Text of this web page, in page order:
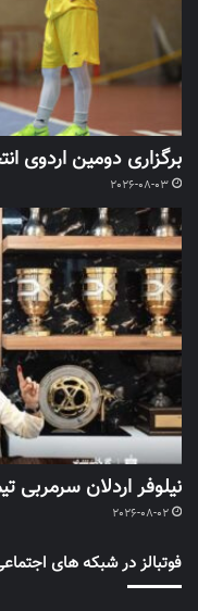
برگزاری دومین اردوی
2026-08-03
نیلوفر اردلان سرمربی
2026-08-02
فوتبالز در شبکه های